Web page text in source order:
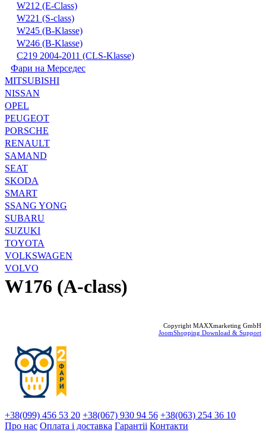
W212 (E-Class)
W221 (S-class)
W245 (B-Klasse)
W246 (B-Klasse)
С219 2004-2011 (CLS-Klasse)
Фари на Мерседес
MITSUBISHI
NISSAN
OPEL
PEUGEOT
PORSCHE
RENAULT
SAMAND
SEAT
SKODA
SMART
SSANG YONG
SUBARU
SUZUKI
TOYOTA
VOLKSWAGEN
VOLVO
W176 (A-class)
Copyright MAXXmarketing GmbH
JoomShopping Download & Support
+38(099) 456 53 20 +38(067) 930 94 56 +38(063) 254 36 10
Про нас Оплата і доставка Гарантіi Контакти